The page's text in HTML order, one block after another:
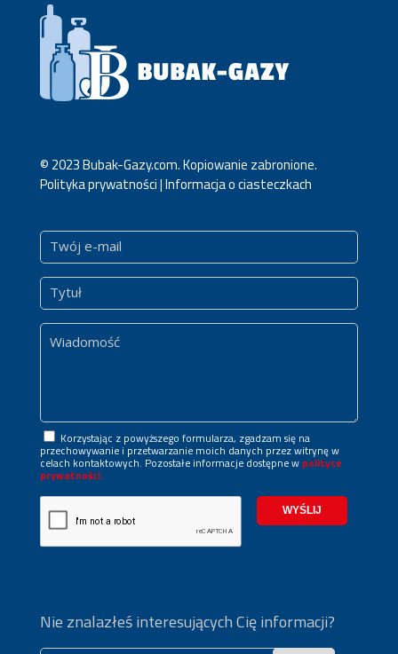
© 2023 Bubak-Gazy.com. Kopiowanie zabronione.
Polityka prywatności | Informacja o ciasteczkach
Korzystając z powyższego formularza, zgadzam się na
przechowywanie i przetwarzanie moich danych przez witrynę w
celach kontaktowych. Pozostałe informacje dostępne w polityce
prywatności.
Nie znalazłeś interesujących Cię informacji?